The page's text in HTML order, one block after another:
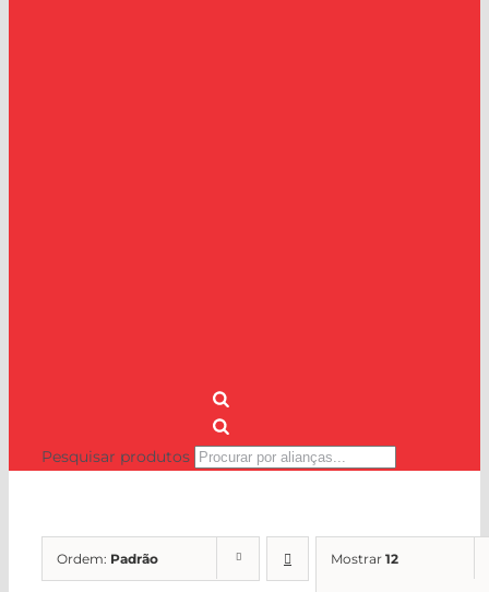
Pesquisar produtos
Ordem: Padrão Mostrar 12